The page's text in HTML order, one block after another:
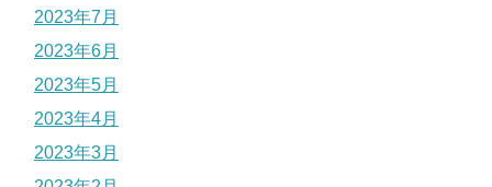
2023年7月
2023年6月
2023年5月
2023年4月
2023年3月